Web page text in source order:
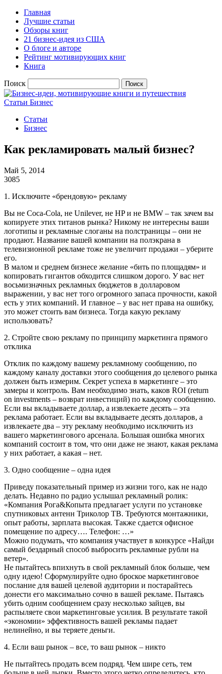
Главная
Лучшие статьи
Обзоры книг
21 бизнес-идея из США
О блоге и авторе
Рейтинг мотивирующих книг
Книга
Поиск
Статьи Бизнес
Статьи
Бизнес
Как рекламировать малый бизнес?
Май 5, 2014
3085
1. Исключите «брендовую» рекламу
Вы не Coca-Cola, не Unilever, не HP и не BMW – так зачем вы
копируете этих титанов рынка? Никому не интересны ваши
логотипы и рекламные слоганы на полстраницы – они не
продают. Название вашей компании на полэкрана в
телевизионной рекламе тоже не увеличит продажи – уберите
его.
В малом и среднем бизнесе желание «бить по площадям» и
копировать гигантов обходится слишком дорого. У вас нет
восьмизначных рекламных бюджетов в долларовом
выражении, у вас нет того огромного запаса прочности, какой
есть у этих компаний. И главное – у вас нет права на ошибку,
это может стоить вам бизнеса. Тогда какую рекламу
использовать?
2. Стройте свою рекламу по принципу маркетинга прямого
отклика
Отклик по каждому вашему рекламному сообщению, по
каждому каналу доставки этого сообщения до целевого рынка
должен быть измерим. Секрет успеха в маркетинге – это
замеры и контроль. Вам необходимо знать, каков ROI (return
on investments – возврат инвестиций) по каждому сообщению.
Если вы вкладываете доллар, а извлекаете десять – эта
реклама работает. Если вы вкладываете десять долларов, а
извлекаете два – эту рекламу необходимо исключить из
вашего маркетингового арсенала. Большая ошибка многих
компаний состоит в том, что они даже не знают, какая реклама
у них работает, а какая – нет.
3. Одно сообщение – одна идея
Приведу показательный пример из жизни того, как не надо
делать. Недавно по радио услышал рекламный ролик:
«Компания Рога&Копыта предлагает услуги по установке
спутниковых антенн Триколор ТВ. Требуются монтажники,
опыт работы, зарплата высокая. Также сдается офисное
помещение по адресу…. Телефон: …»
Можно подумать, что компания участвует в конкурсе «Найди
самый бездарный способ выбросить рекламные рубли на
ветер».
Не пытайтесь впихнуть в свой рекламный блок больше, чем
одну идею! Сформулируйте одно броское маркетинговое
послание для вашей целевой аудитории и постарайтесь
донести его максимально сочно в вашей рекламе. Пытаясь
убить одним сообщением сразу несколько зайцев, вы
распыляете свои маркетинговые усилия. В результате такой
«экономии» эффективность вашей рекламы падает
нелинейно, и вы теряете деньги.
4. Если ваш рынок – все, то ваш рынок – никто
Не пытайтесь продать всем подряд. Чем шире сеть, тем